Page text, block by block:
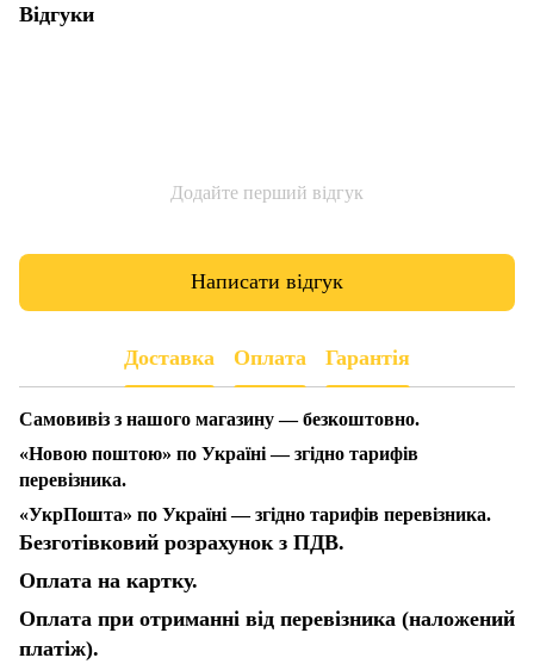
Відгуки
Додайте перший відгук
Написати відгук
Доставка Оплата Гарантія
Самовивіз з нашого магазину — безкоштовно.
«Новою поштою» по Україні — згідно тарифів
перевізника.
«УкрПошта» по Україні — згідно тарифів перевізника.
Безготівковий розрахунок з ПДВ.
Оплата на картку.
Оплата при отриманні від перевізника (наложений
платіж).